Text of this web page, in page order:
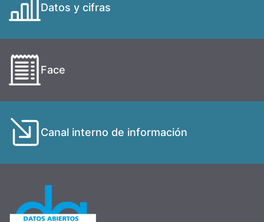
Datos y cifras
Face
Canal interno de información